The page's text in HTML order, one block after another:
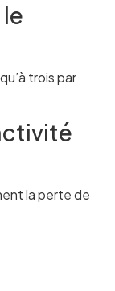
trois par
la perte de